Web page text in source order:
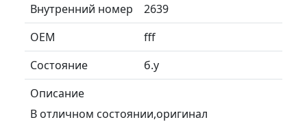
Внутренний номер
2639
ОЕМ
fff
Состояние
б.у
Описание
В отличном состоянии,оригинал